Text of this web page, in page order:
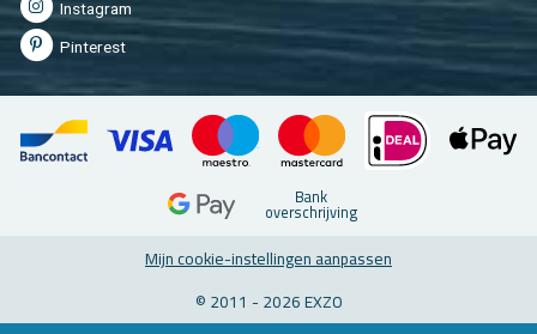
In­st­agram
Pin­te­rest
Bank
over­schrij­ving
Mijn coo­kie-in­stel­lin­gen aan­pas­sen
© 2011 - 2026 EXZO